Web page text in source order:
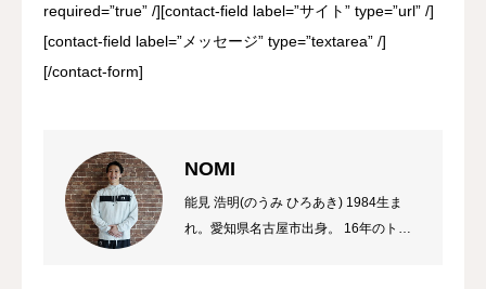
required=”true” /][contact-field label=”サイト” type=”url” /]
[contact-field label=”メッセージ” type=”textarea” /]
[/contact-form]
NOMI
能見 浩明(のうみ ひろあき) 1984生ま
れ。愛知県名古屋市出身。 16年のトレ